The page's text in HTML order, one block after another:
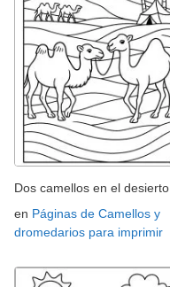
Dos camellos en el desierto
en Páginas de Camellos y
dromedarios para imprimir